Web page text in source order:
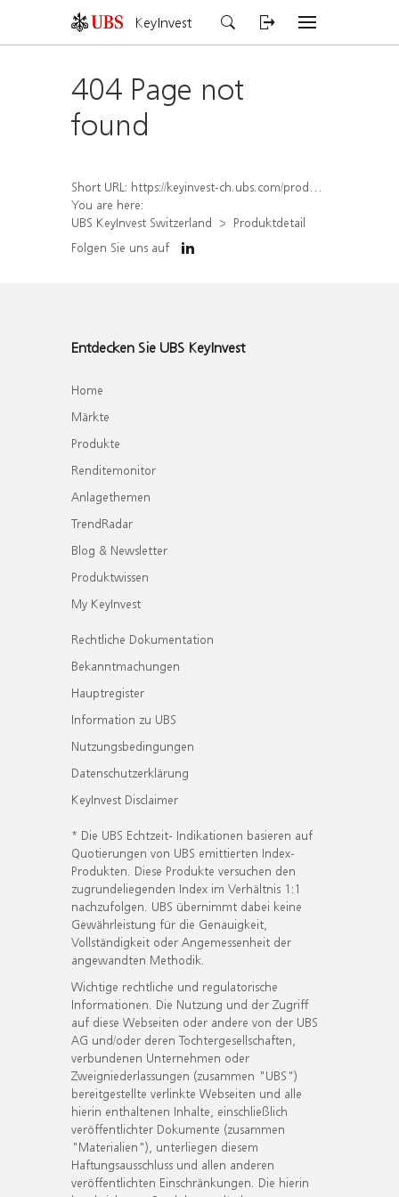
KeyInvest
404 Page not
found
Short URL: https://keyinvest-ch.ubs.com/produkt/detail/index/isin/CH1578001450
You are here:
UBS KeyInvest Switzerland
Produktdetail
Folgen Sie uns auf
Entdecken Sie UBS KeyInvest
Home
Märkte
Produkte
Renditemonitor
Anlagethemen
TrendRadar
Blog & Newsletter
Produktwissen
My KeyInvest
Rechtliche Dokumentation
Bekanntmachungen
Hauptregister
Information zu UBS
Nutzungsbedingungen
Datenschutzerklärung
KeyInvest Disclaimer
* Die UBS Echtzeit- Indikationen basieren auf
Quotierungen von UBS emittierten Index-
Produkten. Diese Produkte versuchen den
zugrundeliegenden Index im Verhältnis 1:1
nachzufolgen. UBS übernimmt dabei keine
Gewährleistung für die Genauigkeit,
Vollständigkeit oder Angemessenheit der
angewandten Methodik.
Wichtige rechtliche und regulatorische
Informationen. Die Nutzung und der Zugriff
auf diese Webseiten oder andere von der UBS
AG und/oder deren Tochtergesellschaften,
verbundenen Unternehmen oder
Zweigniederlassungen (zusammen "UBS")
bereitgestellte verlinkte Webseiten und alle
hierin enthaltenen Inhalte, einschließlich
veröffentlichter Dokumente (zusammen
"Materialien"), unterliegen diesem
Haftungsausschluss und allen anderen
veröffentlichten Einschränkungen. Die hierin